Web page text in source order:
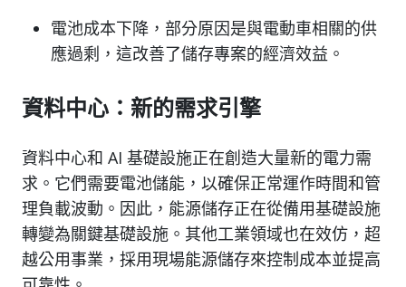
電池成本下降，部分原因是與電動車相關的供
應過剩，這改善了儲存專案的經濟效益。
資料中心：新的需求引擎
資料中心和 AI 基礎設施正在創造大量新的電力需
求。它們需要電池儲能，以確保正常運作時間和管
理負載波動。因此，能源儲存正在從備用基礎設施
轉變為關鍵基礎設施。其他工業領域也在效仿，超
越公用事業，採用現場能源儲存來控制成本並提高